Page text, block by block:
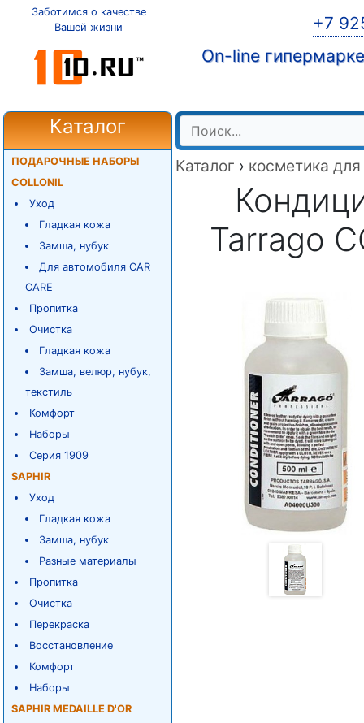
Заботимся о качестве
Вашей жизни
+7
On-line
Каталог
ПОДАРОЧНЫЕ НАБОРЫ
COLLONIL
Уход
Гладкая кожа
Замша, нубук
Для автомобиля CAR
CARE
Пропитка
Очистка
Гладкая кожа
Замша, велюр, нубук,
текстиль
Комфорт
Наборы
Серия 1909
SAPHIR
Уход
Гладкая кожа
Замша, нубук
Разные материалы
Пропитка
Очистка
Перекраска
Восстановление
Комфорт
Наборы
SAPHIR MEDAILLE D'OR
Каталог › косметика
Tarrago